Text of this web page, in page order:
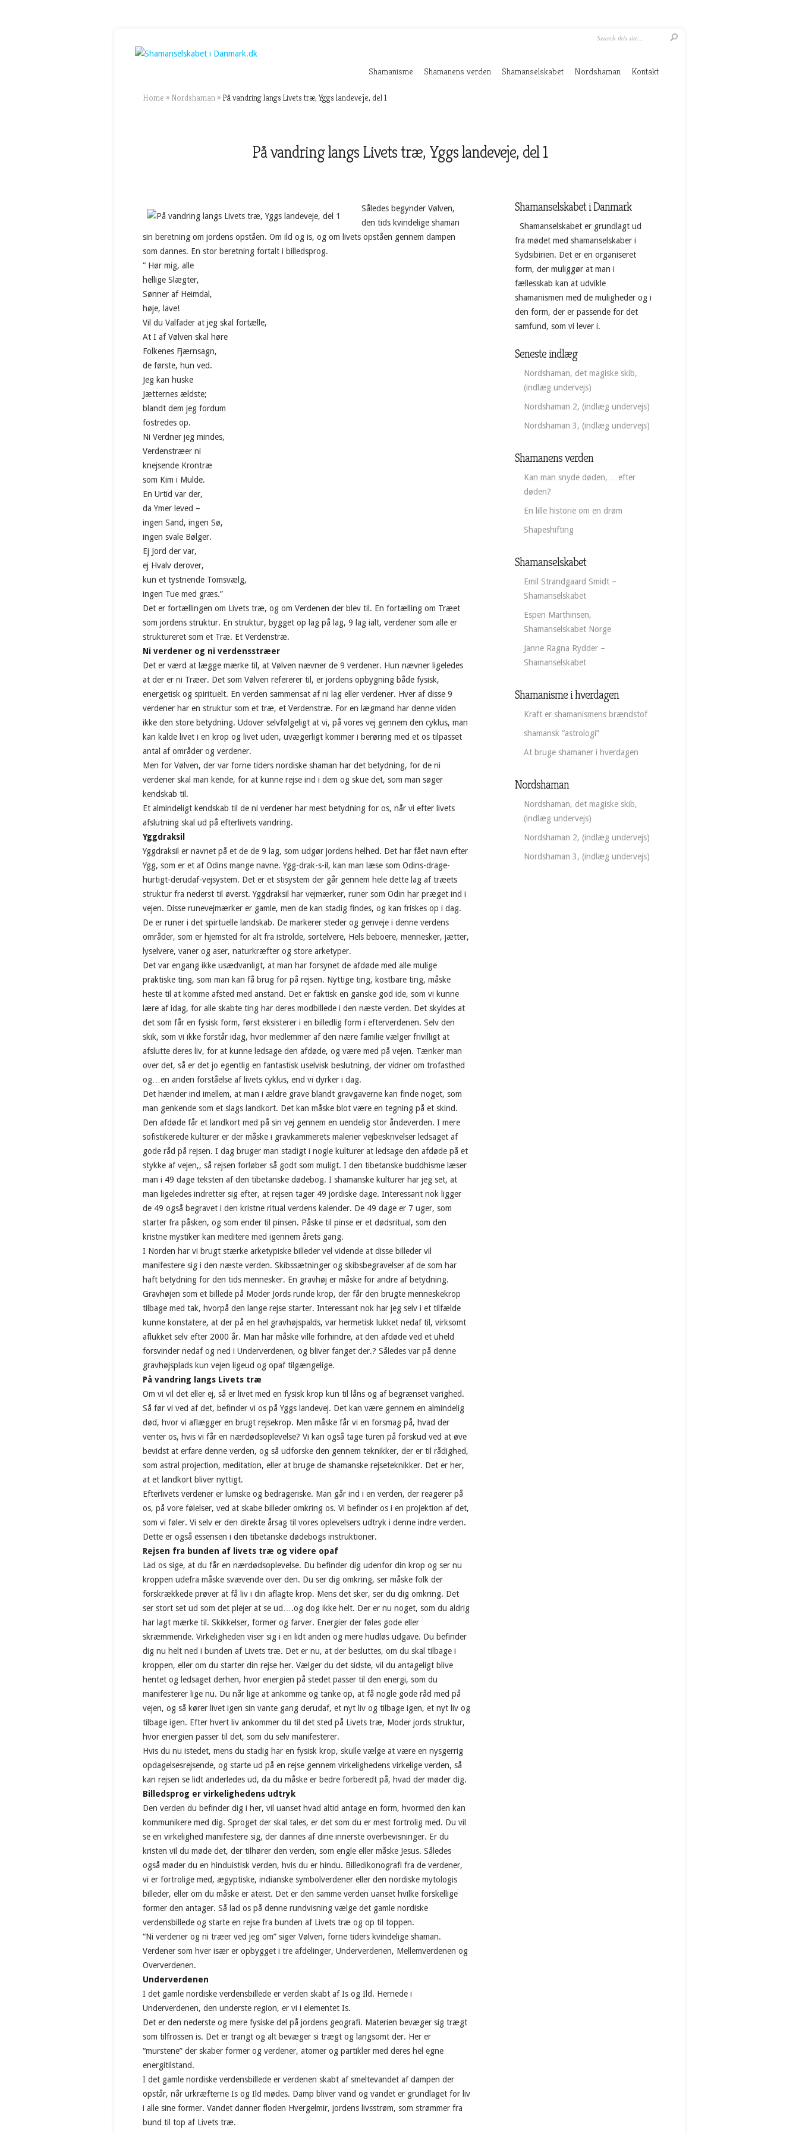
Shamanisme Shamanens verden Shamanselskabet Nordshaman Kontakt
Home » Nordshaman » På vandring langs Livets træ, Yggs landeveje, del 1
På vandring langs Livets træ, Yggs landeveje, del 1
Således begynder Vølven,
den tids kvindelige shaman
sin beretning om jordens opståen. Om ild og is, og om livets opståen gennem dampen
som dannes. En stor beretning fortalt i billedsprog.
“ Hør mig, alle
hellige Slægter,
Sønner af Heimdal,
høje, lave!
Vil du Valfader at jeg skal fortælle,
At I af Vølven skal høre
Folkenes Fjærnsagn,
de første, hun ved.
Jeg kan huske
Jætternes ældste;
blandt dem jeg fordum
fostredes op.
Ni Verdner jeg mindes,
Verdenstræer ni
knejsende Krontræ
som Kim i Mulde.
En Urtid var der,
da Ymer leved –
ingen Sand, ingen Sø,
ingen svale Bølger.
Ej Jord der var,
ej Hvalv derover,
kun et tystnende Tomsvælg,
ingen Tue med græs.”
Det er fortællingen om Livets træ, og om Verdenen der blev til. En fortælling om Træet
som jordens struktur. En struktur, bygget op lag på lag, 9 lag ialt, verdener som alle er
struktureret som et Træ. Et Verdenstræ.
Ni verdener og ni verdensstræer
Det er værd at lægge mærke til, at Vølven nævner de 9 verdener. Hun nævner ligeledes
at der er ni Træer. Det som Vølven refererer til, er jordens opbygning både fysisk,
energetisk og spirituelt. En verden sammensat af ni lag eller verdener. Hver af disse 9
verdener har en struktur som et træ, et Verdenstræ. For en lægmand har denne viden
ikke den store betydning. Udover selvfølgeligt at vi, på vores vej gennem den cyklus, man
kan kalde livet i en krop og livet uden, uvægerligt kommer i berøring med et os tilpasset
antal af områder og verdener.
Men for Vølven, der var forne tiders nordiske shaman har det betydning, for de ni
verdener skal man kende, for at kunne rejse ind i dem og skue det, som man søger
kendskab til.
Et almindeligt kendskab til de ni verdener har mest betydning for os, når vi efter livets
afslutning skal ud på efterlivets vandring.
Yggdraksil
Yggdraksil er navnet på et de de 9 lag, som udgør jordens helhed. Det har fået navn efter
Ygg, som er et af Odins mange navne. Ygg-drak-s-il, kan man læse som Odins-drage-
hurtigt-derudaf-vejsystem. Det er et stisystem der går gennem hele dette lag af træets
struktur fra nederst til øverst. Yggdraksil har vejmærker, runer som Odin har præget ind i
vejen. Disse runevejmærker er gamle, men de kan stadig findes, og kan friskes op i dag.
De er runer i det spirtuelle landskab. De markerer steder og genveje i denne verdens
områder, som er hjemsted for alt fra istrolde, sortelvere, Hels beboere, mennesker, jætter,
lyselvere, vaner og aser, naturkræfter og store arketyper.
Det var engang ikke usædvanligt, at man har forsynet de afdøde med alle mulige
praktiske ting, som man kan få brug for på rejsen. Nyttige ting, kostbare ting, måske
heste til at komme afsted med anstand. Det er faktisk en ganske god ide, som vi kunne
lære af idag, for alle skabte ting har deres modbillede i den næste verden. Det skyldes at
det som får en fysisk form, først eksisterer i en billedlig form i efterverdenen. Selv den
skik, som vi ikke forstår idag, hvor medlemmer af den nære familie vælger frivilligt at
afslutte deres liv, for at kunne ledsage den afdøde, og være med på vejen. Tænker man
over det, så er det jo egentlig en fantastisk uselvisk beslutning, der vidner om trofasthed
og…en anden forståelse af livets cyklus, end vi dyrker i dag.
Det hænder ind imellem, at man i ældre grave blandt gravgaverne kan finde noget, som
man genkende som et slags landkort. Det kan måske blot være en tegning på et skind.
Den afdøde får et landkort med på sin vej gennem en uendelig stor åndeverden. I mere
sofistikerede kulturer er der måske i gravkammerets malerier vejbeskrivelser ledsaget af
gode råd på rejsen. I dag bruger man stadigt i nogle kulturer at ledsage den afdøde på et
stykke af vejen,, så rejsen forløber så godt som muligt. I den tibetanske buddhisme læser
man i 49 dage teksten af den tibetanske dødebog. I shamanske kulturer har jeg set, at
man ligeledes indretter sig efter, at rejsen tager 49 jordiske dage. Interessant nok ligger
de 49 også begravet i den kristne ritual verdens kalender. De 49 dage er 7 uger, som
starter fra påsken, og som ender til pinsen. Påske til pinse er et dødsritual, som den
kristne mystiker kan meditere med igennem årets gang.
I Norden har vi brugt stærke arketypiske billeder vel vidende at disse billeder vil
manifestere sig i den næste verden. Skibssætninger og skibsbegravelser af de som har
haft betydning for den tids mennesker. En gravhøj er måske for andre af betydning.
Gravhøjen som et billede på Moder Jords runde krop, der får den brugte menneskekrop
tilbage med tak, hvorpå den lange rejse starter. Interessant nok har jeg selv i et tilfælde
kunne konstatere, at der på en hel gravhøjspalds, var hermetisk lukket nedaf til, virksomt
aflukket selv efter 2000 år. Man har måske ville forhindre, at den afdøde ved et uheld
forsvinder nedaf og ned i Underverdenen, og bliver fanget der.? Således var på denne
gravhøjsplads kun vejen ligeud og opaf tilgængelige.
På vandring langs Livets træ
Om vi vil det eller ej, så er livet med en fysisk krop kun til låns og af begrænset varighed.
Så før vi ved af det, befinder vi os på Yggs landevej. Det kan være gennem en almindelig
død, hvor vi aflægger en brugt rejsekrop. Men måske får vi en forsmag på, hvad der
venter os, hvis vi får en nærdødsoplevelse? Vi kan også tage turen på forskud ved at øve
bevidst at erfare denne verden, og så udforske den gennem teknikker, der er til rådighed,
som astral projection, meditation, eller at bruge de shamanske rejseteknikker. Det er her,
at et landkort bliver nyttigt.
Efterlivets verdener er lumske og bedrageriske. Man går ind i en verden, der reagerer på
os, på vore følelser, ved at skabe billeder omkring os. Vi befinder os i en projektion af det,
som vi føler. Vi selv er den direkte årsag til vores oplevelsers udtryk i denne indre verden.
Dette er også essensen i den tibetanske dødebogs instruktioner.
Rejsen fra bunden af livets træ og videre opaf
Lad os sige, at du får en nærdødsoplevelse. Du befinder dig udenfor din krop og ser nu
kroppen udefra måske svævende over den. Du ser dig omkring, ser måske folk der
forskrækkede prøver at få liv i din aflagte krop. Mens det sker, ser du dig omkring. Det
ser stort set ud som det plejer at se ud….og dog ikke helt. Der er nu noget, som du aldrig
har lagt mærke til. Skikkelser, former og farver. Energier der føles gode eller
skræmmende. Virkeligheden viser sig i en lidt anden og mere hudløs udgave. Du befinder
dig nu helt ned i bunden af Livets træ. Det er nu, at der besluttes, om du skal tilbage i
kroppen, eller om du starter din rejse her. Vælger du det sidste, vil du antageligt blive
hentet og ledsaget derhen, hvor energien på stedet passer til den energi, som du
manifesterer lige nu. Du når lige at ankomme og tanke op, at få nogle gode råd med på
vejen, og så kører livet igen sin vante gang derudaf, et nyt liv og tilbage igen, et nyt liv og
tilbage igen. Efter hvert liv ankommer du til det sted på Livets træ, Moder jords struktur,
hvor energien passer til det, som du selv manifesterer.
Hvis du nu istedet, mens du stadig har en fysisk krop, skulle vælge at være en nysgerrig
opdagelsesrejsende, og starte ud på en rejse gennem virkelighedens virkelige verden, så
kan rejsen se lidt anderledes ud, da du måske er bedre forberedt på, hvad der møder dig.
Billedsprog er virkelighedens udtryk
Den verden du befinder dig i her, vil uanset hvad altid antage en form, hvormed den kan
kommunikere med dig. Sproget der skal tales, er det som du er mest fortrolig med. Du vil
se en virkelighed manifestere sig, der dannes af dine innerste overbevisninger. Er du
kristen vil du møde det, der tilhører den verden, som engle eller måske Jesus. Således
også møder du en hinduistisk verden, hvis du er hindu. Billedikonografi fra de verdener,
vi er fortrolige med, ægyptiske, indianske symbolverdener eller den nordiske mytologis
billeder, eller om du måske er ateist. Det er den samme verden uanset hvilke forskellige
former den antager. Så lad os på denne rundvisning vælge det gamle nordiske
verdensbillede og starte en rejse fra bunden af Livets træ og op til toppen.
“Ni verdener og ni træer ved jeg om” siger Vølven, forne tiders kvindelige shaman.
Verdener som hver især er opbygget i tre afdelinger, Underverdenen, Mellemverdenen og
Oververdenen.
Underverdenen
I det gamle nordiske verdensbillede er verden skabt af Is og Ild. Hernede i
Underverdenen, den underste region, er vi i elementet Is.
Det er den nederste og mere fysiske del på jordens geografi. Materien bevæger sig trægt
som tilfrossen is. Det er trangt og alt bevæger si trægt og langsomt der. Her er
“murstene” der skaber former og verdener, atomer og partikler med deres hel egne
energitilstand.
I det gamle nordiske verdensbillede er verdenen skabt af smeltevandet af dampen der
opstår, når urkræfterne Is og Ild mødes. Damp bliver vand og vandet er grundlaget for liv
i alle sine former. Vandet danner floden Hvergelmir, jordens livsstrøm, som strømmer fra
bund til top af Livets træ.
Shamanselskabet i Danmark
Shamanselskabet er grundlagt ud
fra mødet med shamanselskaber i
Sydsibirien. Det er en organiseret
form, der muliggør at man i
fællesskab kan at udvikle
shamanismen med de muligheder og i
den form, der er passende for det
samfund, som vi lever i.
Seneste indlæg
Nordshaman, det magiske skib,
(indlæg undervejs)
Nordshaman 2, (indlæg undervejs)
Nordshaman 3, (indlæg undervejs)
Shamanens verden
Kan man snyde døden, …efter
døden?
En lille historie om en drøm
Shapeshifting
Shamanselskabet
Emil Strandgaard Smidt –
Shamanselskabet
Espen Marthinsen,
Shamanselskabet Norge
Janne Ragna Rydder –
Shamanselskabet
Shamanisme i hverdagen
Kraft er shamanismens brændstof
shamansk “astrologi”
At bruge shamaner i hverdagen
Nordshaman
Nordshaman, det magiske skib,
(indlæg undervejs)
Nordshaman 2, (indlæg undervejs)
Nordshaman 3, (indlæg undervejs)